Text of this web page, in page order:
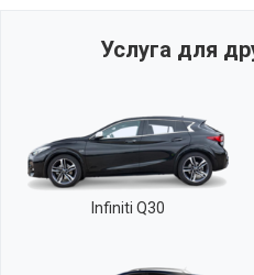
Услуга для
Infiniti Q30